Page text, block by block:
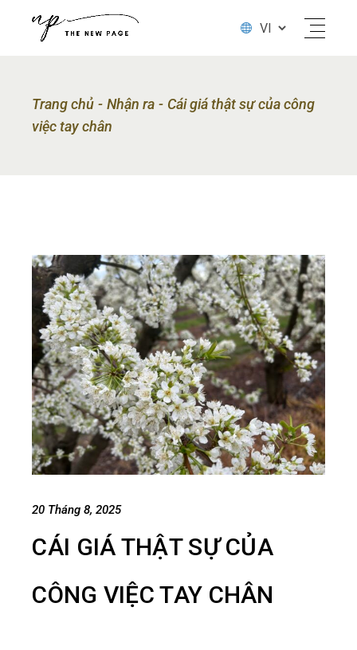
Trang chủ Nhận ra
Cái giá thật sự của công
việc tay chân
20 Tháng 8, 2025
CÁI GIÁ THẬT SỰ CỦA
CÔNG VIỆC TAY CHÂN